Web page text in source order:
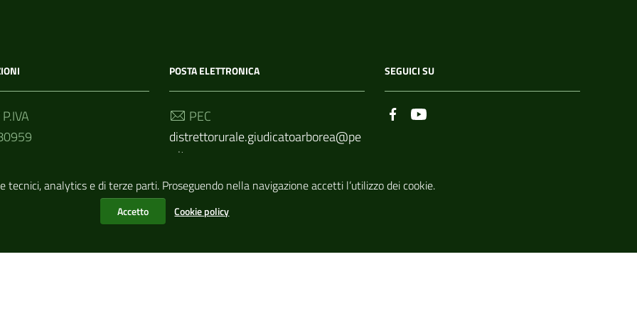
tecnici, analytics e di terze parti. Proseguendo nella navigazione accetti l’utilizzo dei cookie.
Accetto Cookie policy
POSTA ELETTRONICA
PEC
distrettorurale.giudicatoarborea@pe
c.it
Email
info@distrettoruralegiudicatodiarbor
SEGUICI SU